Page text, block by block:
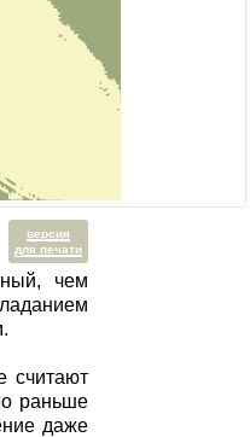
версия
для печати
чем
считают
раньше
даже